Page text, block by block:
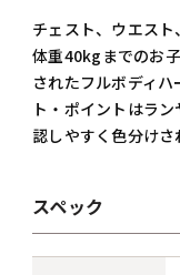
チェスト、ウエス
体重40kgまでのお
されたフルボディ
ト・ポイントはラ
認しやすく色分けさ
スペック